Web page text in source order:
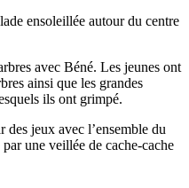
ensoleillée autour du centre
avec Béné. Les jeunes ont
ainsi que les grandes
ils ont grimpé.
des jeux avec l’ensemble du
une veillée de cache-cache